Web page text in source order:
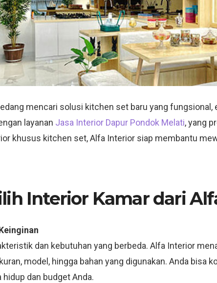
mencari solusi kitchen set baru yang
layanan Jasa Interior Dapur Pondok Melati, yang
khusus kitchen set, Alfa Interior siap membantu
Interior Kamar dari
dan kebutuhan yang berbeda. Alfa Interior
model, hingga bahan yang digunakan. Anda bisa
dan budget Anda.